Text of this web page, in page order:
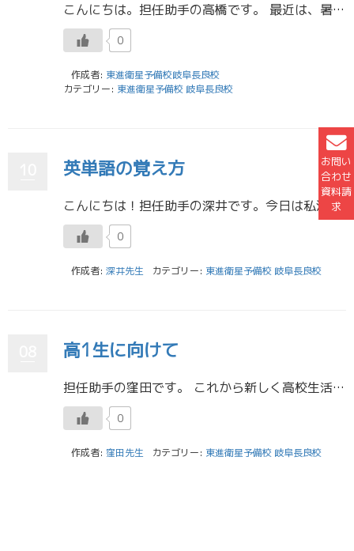
お問い
合わせ
資料請
求
こんにちは。担任助手の高橋です。 最近は、暑さも和らぎ、過ごしやすくなりましたね。夏が終わってしまうのが、少し寂しいような気もします。 今日は、夏の思い出について書こうと思います。 お盆に日帰りで伊勢に行ってきました。 […]
0
作成者: 東進衛星予備校岐阜長良校
カテゴリー: 東進衛星予備校 岐阜長良校
英単語の覚え方
こんにちは！担任助手の深井です。今日は私流、おすすめの英単語の覚え方について書きたいと思います。単語帳を進める中で、どうしても覚えれない単語や、まったく初見の単語があると思います。そんなときおすすめなのが”語源から覚える […]
0
作成者: 深井先生 カテゴリー: 東進衛星予備校 岐阜長良校
高1生に向けて
担任助手の窪田です。 これから新しく高校生活が始まっていきますね。高校受験が終わったばかりであるのに春休みから課題があって、早々にテストもあって、大変だと思います。しかしいきなり順位も出ますので、こだわって頑張ってほしい […]
0
作成者: 窪田先生 カテゴリー: 東進衛星予備校 岐阜長良校